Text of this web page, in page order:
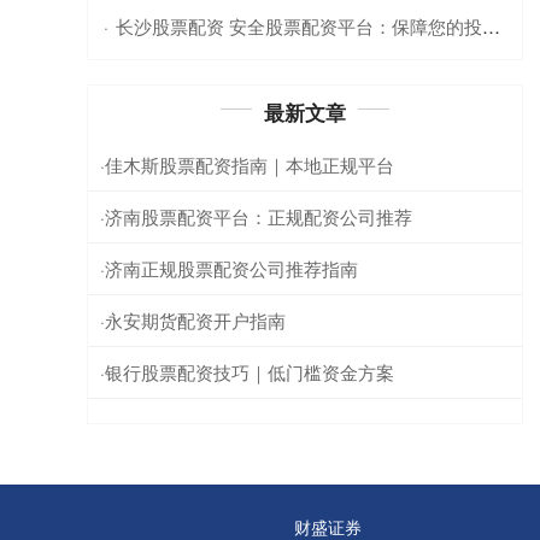
· 长沙股票配资 安全股票配资平台：保障您的投资之旅
最新文章
·佳木斯股票配资指南｜本地正规平台
·济南股票配资平台：正规配资公司推荐
·济南正规股票配资公司推荐指南
·永安期货配资开户指南
·银行股票配资技巧｜低门槛资金方案
财盛证券